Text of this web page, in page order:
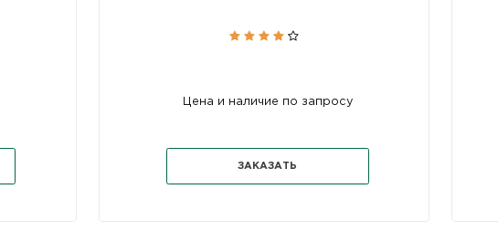
Цена и наличие по запросу
ЗАКАЗАТЬ